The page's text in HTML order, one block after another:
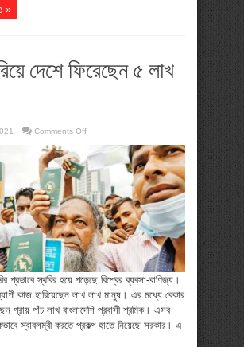
»
দেশে ফিরেছেন ৫ লাখ
Comments Offon
দেশে
ফিরেছেন
৫
লাখ
প্রবাসী
প্রভাবে স্থবির হয়ে পড়েছে বিশ্বের ব্যবসা-বাণিজ্য।
কাজ হারিয়েছেন লাখ লাখ মানুষ। এর মধ্যে বেকার
প্রায় পাঁচ লাখ বাংলাদেশি প্রবাসী শ্রমিক। এসব
স্বাবলম্বী করতে প্রকল্প হাতে নিয়েছে সরকার। এ